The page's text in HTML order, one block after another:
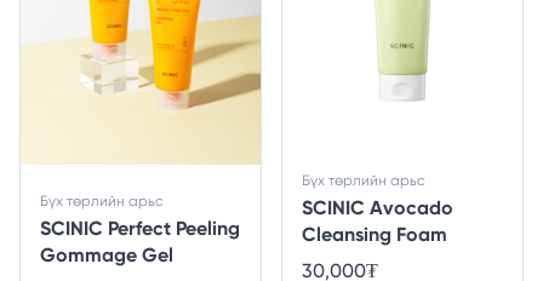
SCINIC Perfect Peeling
Gommage Gel
Бүх төрлийн арьс
SCINIC Avocado
Cleansing Foam
Бүх төрлийн арьс
30,000₮